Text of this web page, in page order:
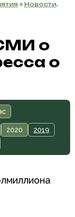
» Новости,
о
о
2020
2019